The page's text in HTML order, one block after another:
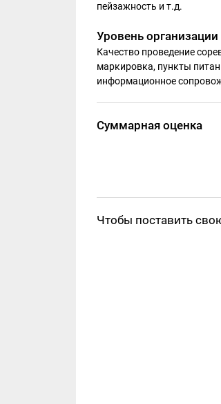
пейзажность и т.д.
Уровень организации
Качество проведение
маркировка, пункты
информационное
Суммарная оценка
Чтобы поставить